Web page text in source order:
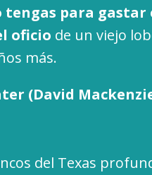
para gastar
oficio de un viejo
más.
(David
del Texas